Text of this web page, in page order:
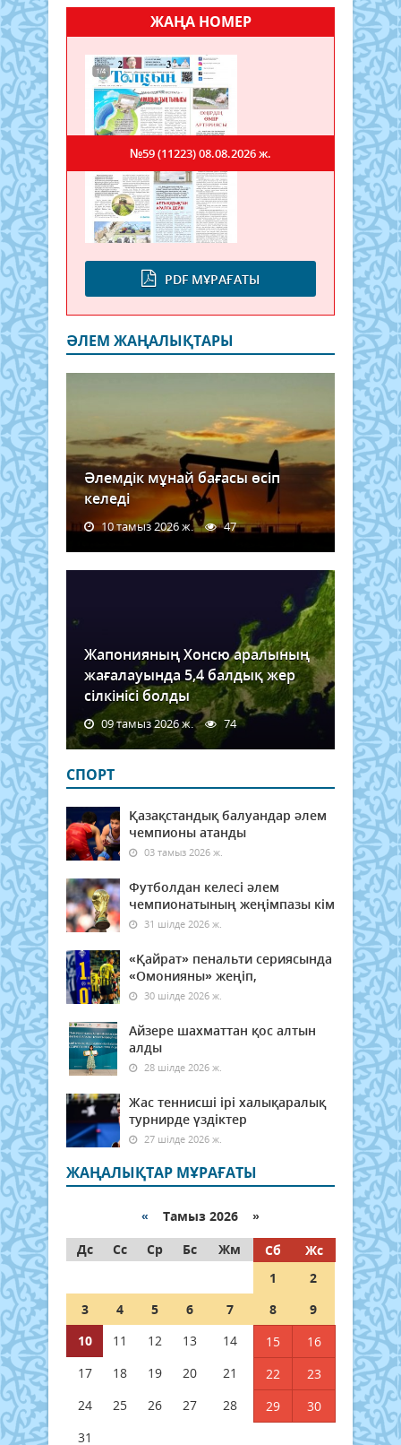
ЖАҢА НОМЕР
PDF МҰРАҒАТЫ
№59 (11223)08.08.2026 ж.
ӘЛЕМ ЖАҢАЛЫҚТАРЫ
Әлемдік мұнай бағасы өсіп
келеді
10 тамыз 2026 ж. 47
Жапонияның Хонсю аралының
жағалауында 5,4 балдық жер
сілкінісі болды
09 тамыз 2026 ж. 74
СПОРТ
Қазақстандық балуандар әлем
чемпионы атанды
03 тамыз 2026 ж.
Футболдан келесі әлем
чемпионатының жеңімпазы кім
31 шілде 2026 ж.
«Қайрат» пенальти сериясында
«Омонияны» жеңіп,
30 шілде 2026 ж.
Айзере шахматтан қос алтын
алды
28 шілде 2026 ж.
Жас теннисші ірі халықаралық
турнирде үздіктер
27 шілде 2026 ж.
ЖАҢАЛЫҚТАР МҰРАҒАТЫ
« Тамыз 2026 »
Дс
Сс Ср Бс Жм Сб
Жс
1
2
3
4 5 6 7 8
9
10
11 12 13 14 15
16
17
18 19 20 21 22
23
24
25 26 27 28 29
30
31